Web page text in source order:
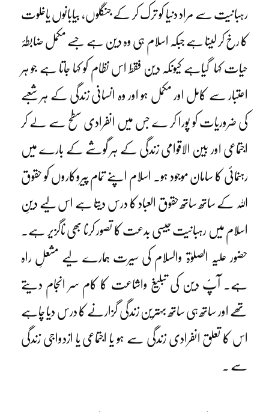
رہبانیت سے مراد دنیا کو ترک کر کے جنگلوں، بیابانوں یاخلوت
کا رخ کر لینا ہے جبکہ اسلام ہی وہ دین ہے جسے مکمل ضابطۂ
حیات کہا گیاہے کیونکہ دین فقط اس نظام کو کہا جاتا ہے جو ہر
اعتبار سے کامل اور مکمل ہو اور وہ انسانی زندگی کے ہر شعبے
کی ضروریات کو پورا کر ے جس میں انفرادی سطح سے لے کر
اجتماعی اور بین الاقوامی زندگی کے ہر گوشے کے بارے میں
رہنمائی کا سامان موجود ہو۔ اسلام اپنے تمام پیروکاروں کو حقوق
اللہ کے ساتھ ساتھ حقوق العباد کا درس دیتا ہے اس لیے دینِ
اسلام میں رہبانیت جیسی بدعت کا تصور کرنا بھی ناگزیر ہے۔
حضور علیہ الصلوٰۃ والسلام کی سیرت ہمارے لیے مشعلِ راہ
ہے۔ آپؐ دین کی تبلیغ واشاعت کا کام سر انجام دیتے
تھے اور ساتھ ہی ساتھ بہترین زندگی گزارنے کا درس دیا چاہے
اس کا تعلق انفرادی زندگی سے ہو یا اجتماعی یا ازدواجی زندگی
سے ۔